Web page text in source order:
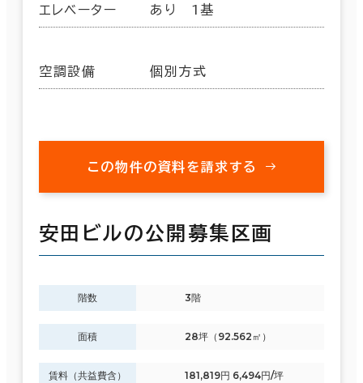
エレベーター あり 1基
空調設備 個別方式
この物件の資料を請求する
安田ビルの公開募集区画
階数 3階
面積 28坪（92.562㎡）
賃料（共益費含） 181,819円 6,494円/坪